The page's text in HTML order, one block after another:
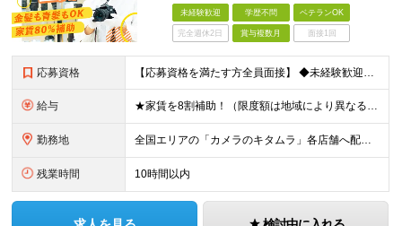
未経験歓迎 学歴不問 ベテランOK
完全週休2日 賞与複数月 面接1回
応募資格 【応募資格を満たす方全員面接】 ◆未経験歓迎！活躍のフィールドは全国！ ◆学歴不問 ◆第二新卒も活躍中 ◆35歳以下の方（若年層の長期キャリア形成を図るため）
給与 ★家賃を8割補助！（限度額は地域により異なる） ※転勤による引っ越しが発生する場合 ＝＝＝＝＝＝＝＝＝＝＝＝＝＝＝＝＝＝＝＝＝＝＝ 例えば、家賃7.5万円なら6万円は会社で負担。 あなたが支払うのは、
勤務地 全国エリアの「カメラのキタムラ」各店舗へ配属となります ※最初の配属先は希望を最大限考慮した上で決定します ▼詳しい勤務地住所は下記URLをご確認ください。 https://sss.kitamur
残業時間 10時間以内